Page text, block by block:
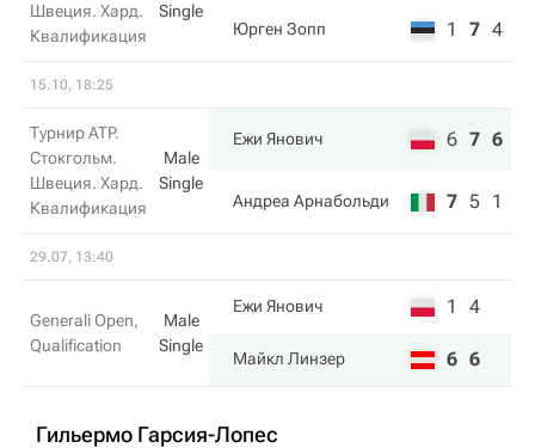
Швеция. Хард.
Квалификация
Single
Юрген Зопп 1 7 4
15.10, 18:25
Турнир ATP.
Стокгольм.
Швеция. Хард.
Квалификация
Male
Single
Ежи Янович 6 7 6
Андреа Арнабольди 7 5 1
29.07, 13:40
Generali Open,
Qualification
Male
Single
Ежи Янович 1 4
Майкл Линзер 6 6
Гильермо Гарсия-Лопес